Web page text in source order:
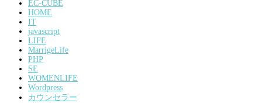
EC-CUBE
HOME
IT
javascript
LIFE
MarrigeLife
PHP
SE
WOMENLIFE
Wordpress
カウンセラー